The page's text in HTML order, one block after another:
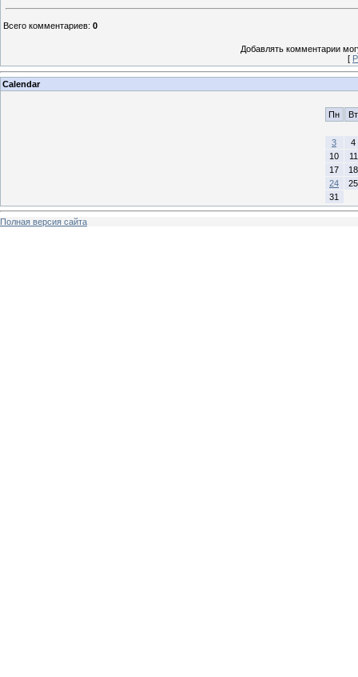
Всего комментариев: 0
Добавлять комментарии
[
Calendar
Пн Вт
3
4
10
11
17
18
24
25
31
Полная версия сайта